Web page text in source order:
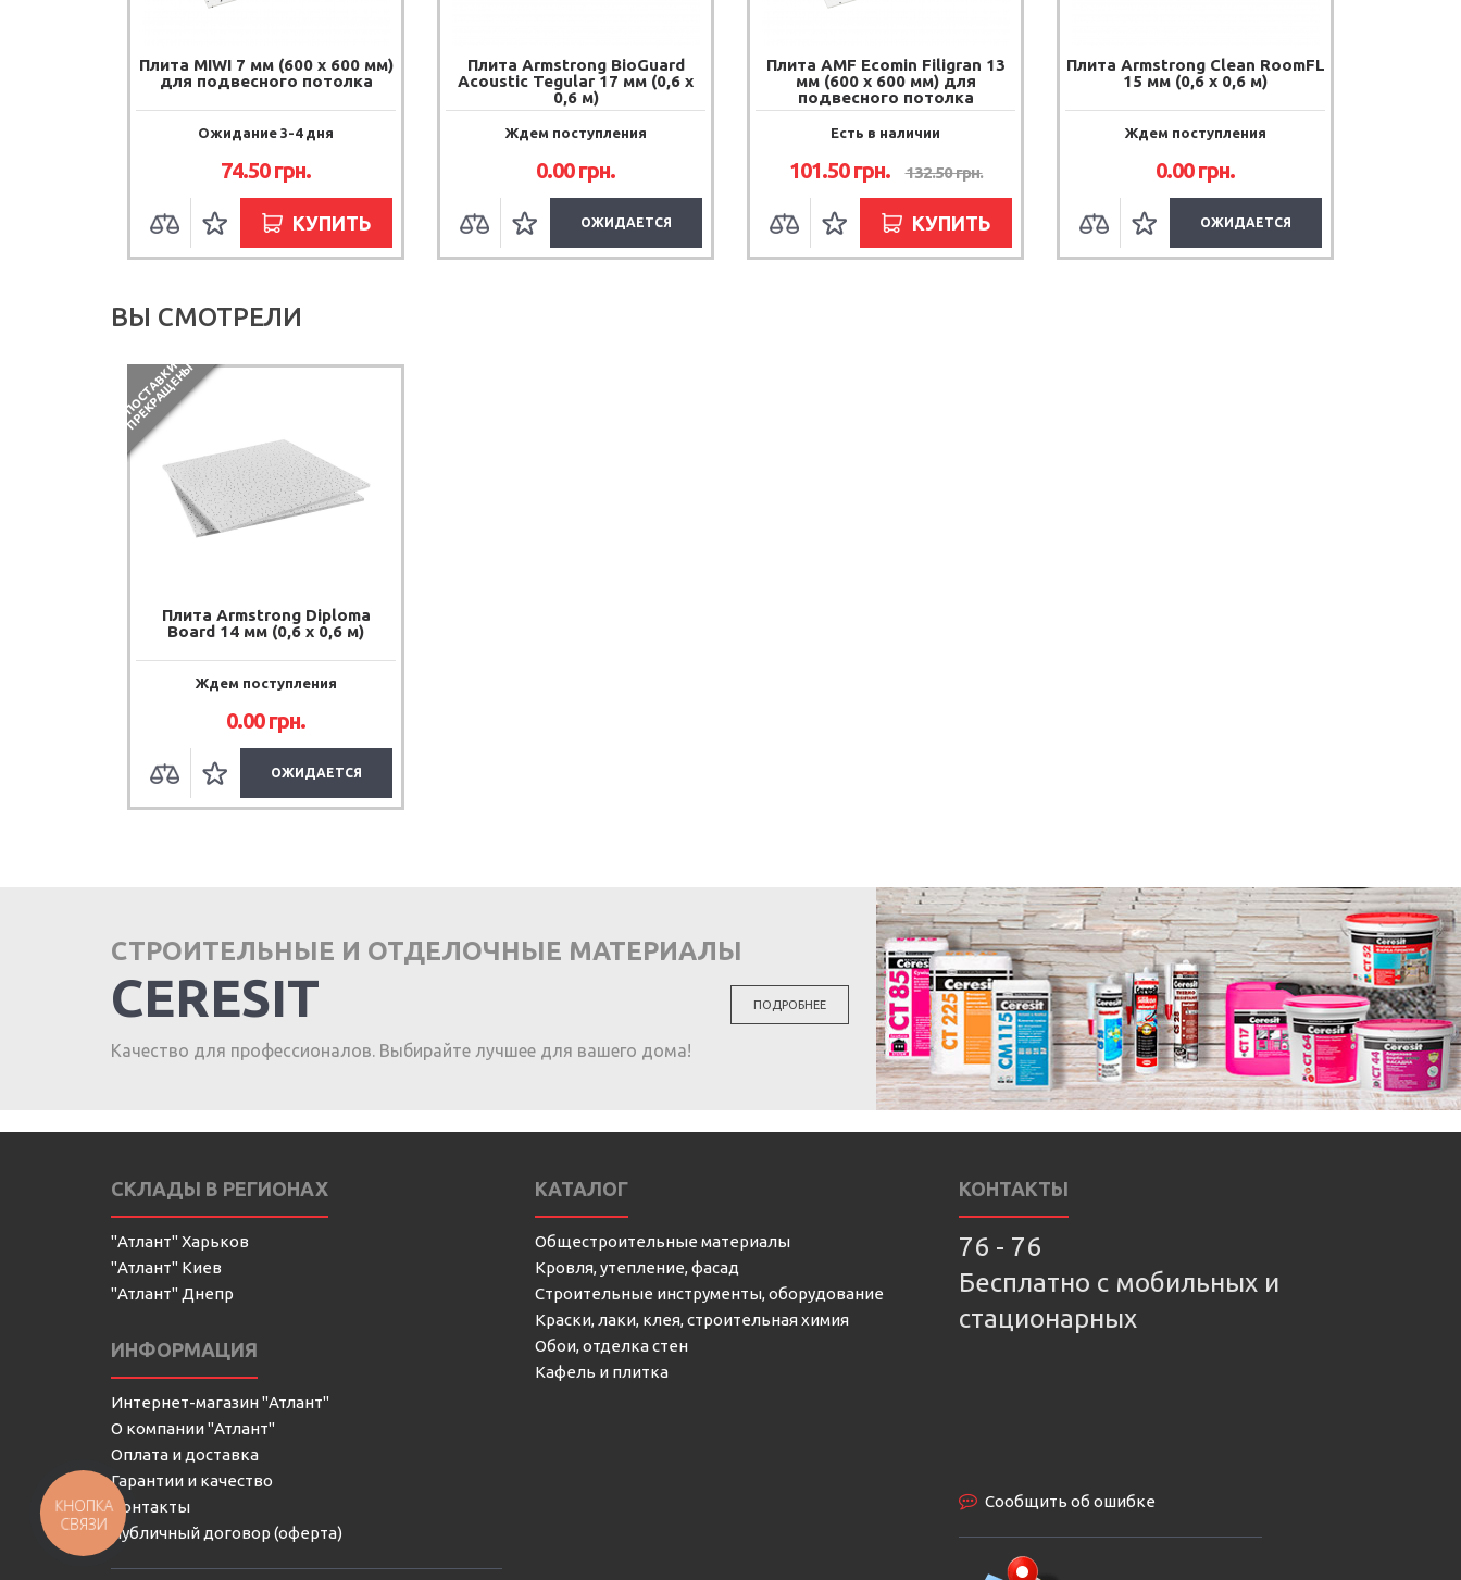
Плита MIWI 7 мм (600 х 600 мм)
для подвесного потолка
Ожидание 3-4 дня
74.50 грн.
КУПИТЬ
Плита Armstrong BioGuard
Acoustic Tegular 17 мм (0,6 х
0,6 м)
Ждем поступления
0.00 грн.
ОЖИДАЕТСЯ
Плита AMF Ecomin Filigran 13
мм (600 х 600 мм) для
подвесного потолка
Есть в наличии
101.50 грн. 132.50 грн.
КУПИТЬ
Плита Armstrong Clean RoomFL
15 мм (0,6 х 0,6 м)
Ждем поступления
0.00 грн.
ОЖИДАЕТСЯ
ВЫ СМОТРЕЛИ
П
О
С
Т
А
В
К
И
П
Р
Е
К
Р
А
Щ
Е
Н
Ы
Плита Armstrong Diploma
Board 14 мм (0,6 х 0,6 м)
Ждем поступления
0.00 грн.
ОЖИДАЕТСЯ
СТРОИТЕЛЬНЫЕ И ОТДЕЛОЧНЫЕ МАТЕРИАЛЫ
CERESIT
Качество для профессионалов. Выбирайте лучшее для вашего дома!
ПОДРОБНЕЕ
СКЛАДЫ В РЕГИОНАХ
"Атлант" Харьков
"Атлант" Киев
"Атлант" Днепр
ИНФОРМАЦИЯ
Интернет-магазин "Атлант"
О компании "Атлант"
Оплата и доставка
Гарантии и качество
Контакты
Публичный договор (оферта)
КАТАЛОГ
Общестроительные материалы
Кровля, утепление, фасад
Строительные инструменты, оборудование
Краски, лаки, клея, строительная химия
Обои, отделка стен
Кафель и плитка
КОНТАКТЫ
76 - 76
Бесплатно с мобильных и
стационарных
Сообщить об ошибке
КНОПКА
СВЯЗИ